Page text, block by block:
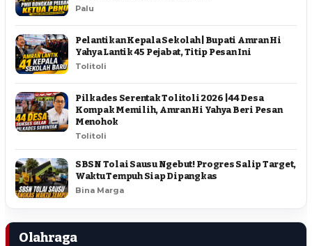
Palu
Pelantikan Kepala Sekolah | Bupati Amran Hi
Yahya Lantik 45 Pejabat, Titip Pesan Ini
Tolitoli
Pilkades Serentak Tolitoli 2026 | 44 Desa
Kompak Memilih, Amran Hi Yahya Beri Pesan
Menohok
Tolitoli
SBSN Tolai Sausu Ngebut! Progres Salip Target,
Waktu Tempuh Siap Dipangkas
Bina Marga
Olahraga